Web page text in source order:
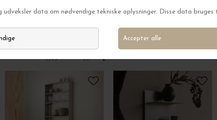
Plaid Pastille, Solgul
Plaid Moon,
Andre kiggede også på